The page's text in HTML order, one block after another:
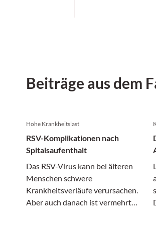
Beiträge aus dem
Hohe Krankheitslast
RSV-Komplikationen nach
Spitalsaufenthalt
Das RSV-Virus kann bei älteren
Menschen schwere
Krankheitsverläufe verursachen.
Aber auch danach ist vermehrt